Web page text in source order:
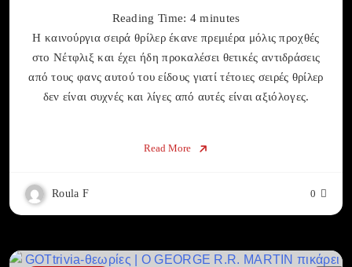
Reading Time: 4 minutes
H καινούργια σειρά θρίλερ έκανε πρεμιέρα μόλις προχθές
στο Νέτφλιξ και έχει ήδη προκαλέσει θετικές αντιδράσεις
από τους φανς αυτού του είδους γιατί τέτοιες σειρές θρίλερ
δεν είναι συχνές και λίγες από αυτές είναι αξιόλογες.
Read More
Roula F 0